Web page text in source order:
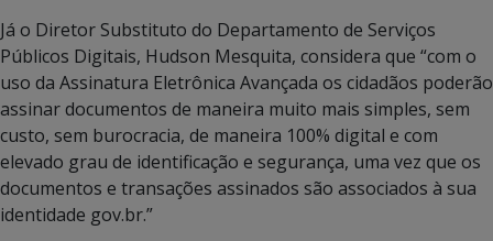
Já o Diretor Substituto do Departamento de Serviços
Públicos Digitais, Hudson Mesquita, considera que “com o
uso da Assinatura Eletrônica Avançada os cidadãos poderão
assinar documentos de maneira muito mais simples, sem
custo, sem burocracia, de maneira 100% digital e com
elevado grau de identificação e segurança, uma vez que os
documentos e transações assinados são associados à sua
identidade gov.br.”